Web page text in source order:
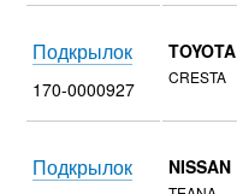
Подкрылок
170-0000927
TOYOTA
CRESTA
Подкрылок NISSAN